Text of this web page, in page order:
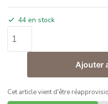
44 en stock
Ajouter
Cet article vient d'être